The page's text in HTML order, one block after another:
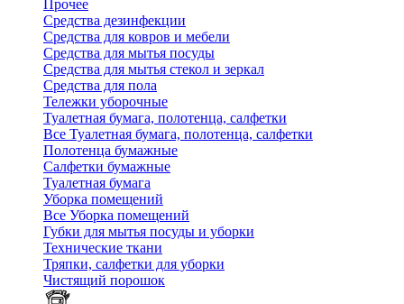
Прочее
Средства дезинфекции
Средства для ковров и мебели
Средства для мытья посуды
Средства для мытья стекол и зеркал
Средства для пола
Тележки уборочные
Туалетная бумага, полотенца, салфетки
Все Туалетная бумага, полотенца, салфетки
Полотенца бумажные
Салфетки бумажные
Туалетная бумага
Уборка помещений
Все Уборка помещений
Губки для мытья посуды и уборки
Технические ткани
Тряпки, салфетки для уборки
Чистящий порошок